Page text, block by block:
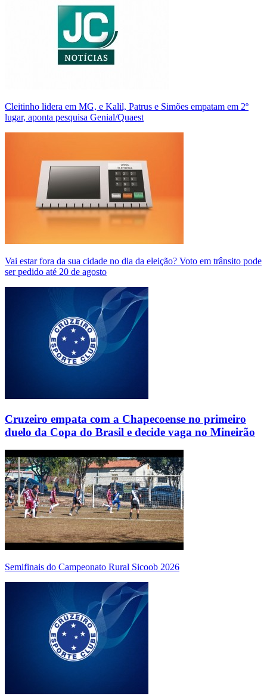
Cleitinho lidera em MG, e Kalil, Patrus e Simões empatam em 2º
lugar, aponta pesquisa Genial/Quaest
Vai estar fora da sua cidade no dia da eleição? Voto em trânsito pode
ser pedido até 20 de agosto
Cruzeiro empata com a Chapecoense no primeiro
duelo da Copa do Brasil e decide vaga no Mineirão
Semifinais do Campeonato Rural Sicoob 2026